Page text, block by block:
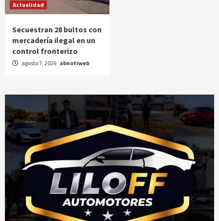
Actualidad
Secuestran 28 bultos con
mercadería ilegal en un
control fronterizo
agosto 7, 2026 abnotiweb